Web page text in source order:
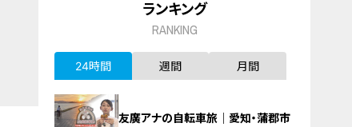
ランキング
RANKING
24時間 週間 月間
友廣アナの自転車旅｜愛知・蒲郡市